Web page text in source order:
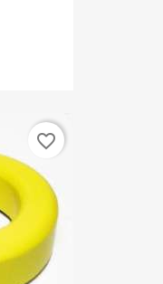
favorite_border